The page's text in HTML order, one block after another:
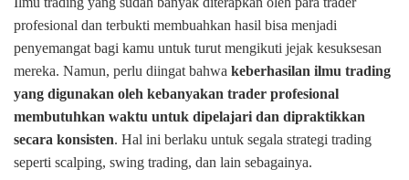
profesional dan terbukti membuahkan hasil bisa menjadi
penyemangat bagi kamu untuk turut mengikuti jejak kesuksesan
mereka. Namun, perlu diingat bahwa keberhasilan ilmu trading
yang digunakan oleh kebanyakan trader profesional
membutuhkan waktu untuk dipelajari dan dipraktikkan
secara konsisten. Hal ini berlaku untuk segala strategi trading
seperti scalping, swing trading, dan lain sebagainya.